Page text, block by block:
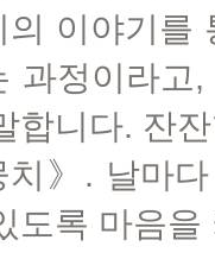
의 이야기를
과정이라고
합니다. 잔
치》. 날마
도록 마음